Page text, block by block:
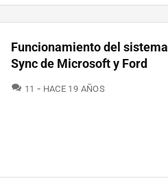
Funcionamiento del sistema
Sync de Microsoft y Ford
11 COMENTARIOS
HACE 19 AÑOS